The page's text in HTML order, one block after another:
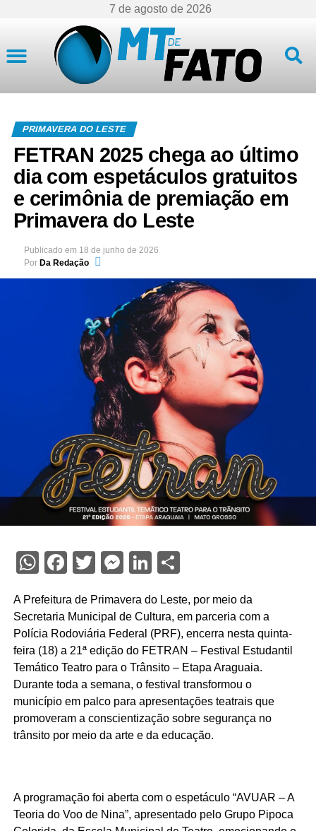
7 de agosto de 2026
PRIMAVERA DO LESTE
FETRAN 2025 chega ao último
dia com espetáculos gratuitos
e cerimônia de premiação em
Primavera do Leste
Publicado em 18 de junho de 2026
Por Da Redação
WhatsApp
Facebook
Twitter
Messenger
LinkedIn
Share
A Prefeitura de Primavera do Leste, por meio da
Secretaria Municipal de Cultura, em parceria com a
Polícia Rodoviária Federal (PRF), encerra nesta quinta-
feira (18) a 21ª edição do FETRAN – Festival Estudantil
Temático Teatro para o Trânsito – Etapa Araguaia.
Durante toda a semana, o festival transformou o
município em palco para apresentações teatrais que
promoveram a conscientização sobre segurança no
trânsito por meio da arte e da educação.
A programação foi aberta com o espetáculo “AVUAR – A
Teoria do Voo de Nina”, apresentado pelo Grupo Pipoca